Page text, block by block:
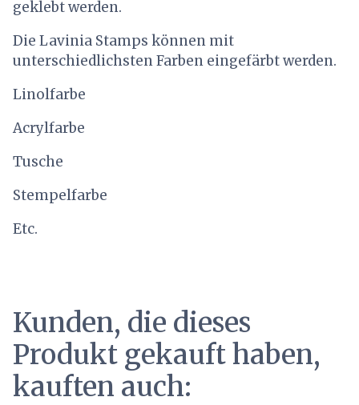
geklebt werden.
Die Lavinia Stamps können mit
unterschiedlichsten Farben eingefärbt werden.
Linolfarbe
Acrylfarbe
Tusche
Stempelfarbe
Etc.
Kunden, die dieses
Produkt gekauft haben,
kauften auch: